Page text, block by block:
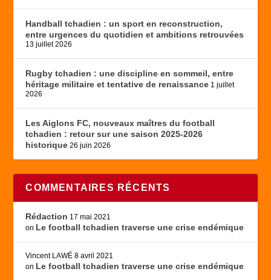
Handball tchadien : un sport en reconstruction,
entre urgences du quotidien et ambitions retrouvées
13 juillet 2026
Rugby tchadien : une discipline en sommeil, entre
héritage militaire et tentative de renaissance 1 juillet
2026
Les Aiglons FC, nouveaux maîtres du football
tchadien : retour sur une saison 2025-2026
historique 26 juin 2026
COMMENTAIRES RÉCENTS
Rédaction 17 mai 2021
on Le football tchadien traverse une crise endémique
Vincent LAWÉ 8 avril 2021
on Le football tchadien traverse une crise endémique